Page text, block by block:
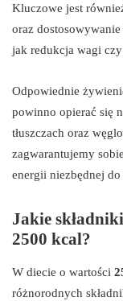
Kluczowe jest
oraz
jak redukcja wagi
Odpowiednie
powinno opierać się
tłuszczach oraz
zagwarantujemy
energii niezbędnej
Jakie
2500 kcal?
W diecie o wartości
różnorodnych